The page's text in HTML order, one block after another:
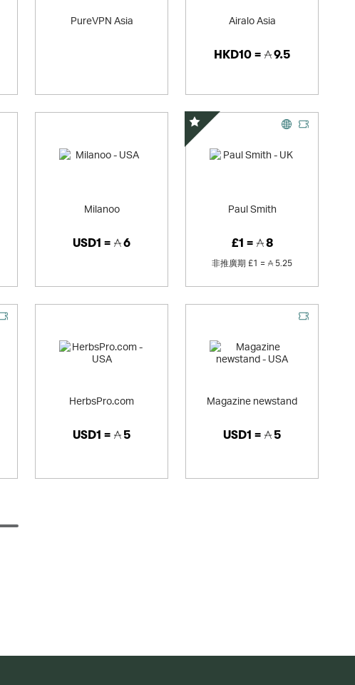
PureVPN Asia Airalo Asia
HKD10 = 9.5
Milanoo
USD1 = 6
Paul Smith
£1 = 8
非推廣期 £1 = 5.25
精選優惠
HerbsPro.com
USD1 = 5
Magazine newstand
USD1 = 5